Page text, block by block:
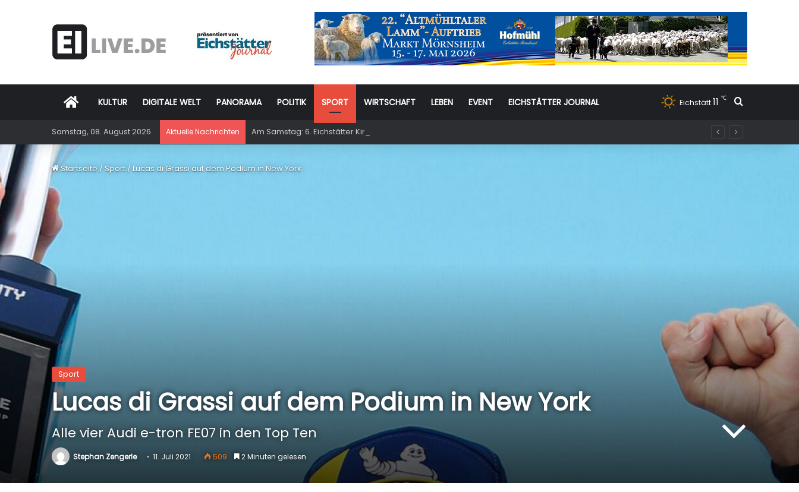
Startseite
KULTUR DIGITALE WELT PANORAMA POLITIK SPORT WIRTSCHAFT LEBEN EVENT EICHSTÄTTER JOURNAL Eichstätt11 ℃ Suchen
Samstag, 08. August 2026 Aktuelle Nachrichten Am Samstag: 6. Eichstätter Kinder- und Jugendtag – für ganze Familie
Startseite /Sport /Lucas di Grassi auf dem Podium in New York
Sport
Lucas di Grassi auf dem Podium in New York
Alle vier Audi e-tron FE07 in den Top Ten
Stephan Zengerle 11. Juli 2021 509 2 Minuten gelesen